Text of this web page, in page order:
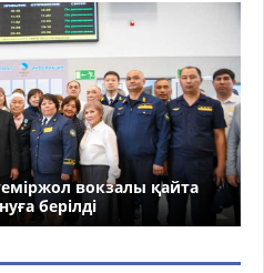
вокзалы қайта
берілді